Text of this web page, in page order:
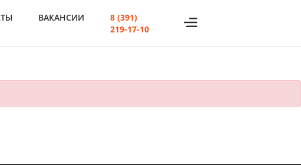
ВАКАНСИИ
8 (391)
219-17-10